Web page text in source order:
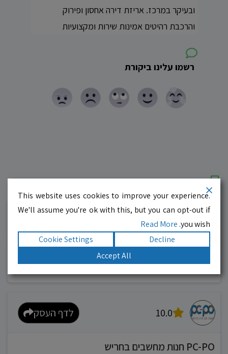
ובעיקר במרכז. אריזת דירה אחסון ופירוק
והרכבת רהיטים אמינות שירות ומקצועיות
רשמו עלינו ביקורת
עסקים מומלצים!רוצים גם? לחצו כאן
10.0
10.0 לדף העסק
PC-PO חנות מחשבים בחריש
This website uses cookies to improve your experience.
We'll assume you're ok with this, but you can opt-out if
you wish.
Read More
Decline
Cookie Settings
Accept All